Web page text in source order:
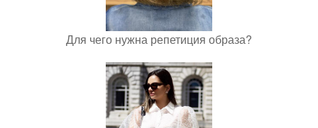
Для чего нужна репетиция образа?